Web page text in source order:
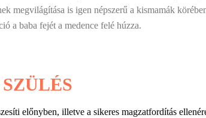
megvilágítása is igen népszerű a kismamák
a baba fejét a medence felé húzza.
előnyben, illetve a sikeres magzatfordítás